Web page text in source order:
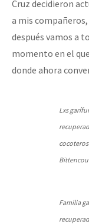
Cruz decidieron
a mis
después vamos a
momento en el
donde ahora
Lxs
Familia